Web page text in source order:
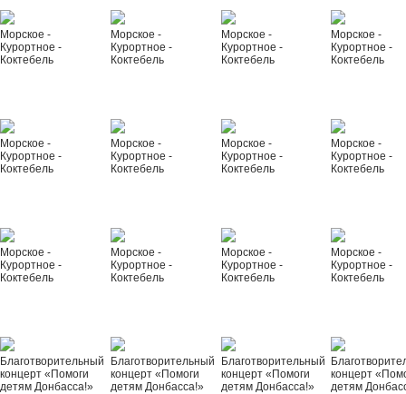
Морское -
Курортное -
Коктебель
Морское -
Курортное -
Коктебель
Морское -
Курортное -
Коктебель
Морское -
Курортное -
Коктебель
Морское -
Курортное -
Коктебель
Морское -
Курортное -
Коктебель
Морское -
Курортное -
Коктебель
Морское -
Курортное -
Коктебель
Морское -
Курортное -
Коктебель
Морское -
Курортное -
Коктебель
Морское -
Курортное -
Коктебель
Морское -
Курортное -
Коктебель
Благотворительный
концерт «Помоги
детям Донбасса!»
Благотворительный
концерт «Помоги
детям Донбасса!»
Благотворительный
концерт «Помоги
детям Донбасса!»
концерт
детям